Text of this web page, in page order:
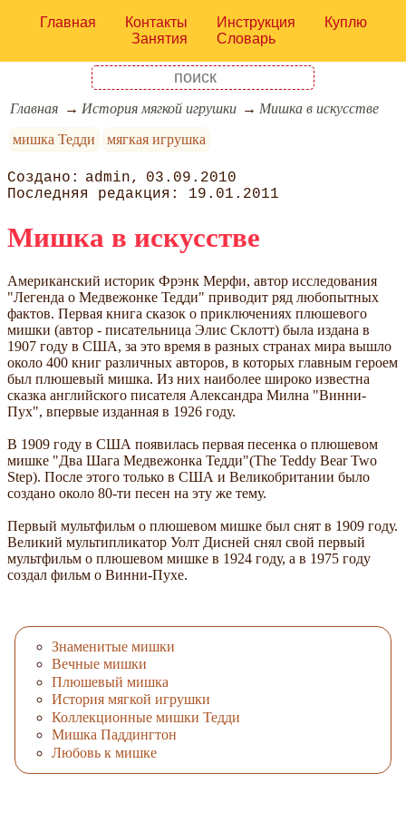
Главная Контакты Инструкция
Куплю
Занятия
Словарь
Главная История мягкой игрушки
Мишка в искусстве
мишка Тедди
мягкая игрушка
admin
03.09.2010
19.01.2011
Мишка в искусстве
Американский историк Фрэнк Мерфи, автор исследования
"Легенда о Медвежонке Тедди" приводит ряд любопытных
фактов. Первая книга сказок о приключениях плюшевого
мишки (автор - писательница Элис Склотт) была издана в
1907 году в США, за это время в разных странах мира вышло
около 400 книг различных авторов, в которых главным героем
был плюшевый мишка. Из них наиболее широко известна
сказка английского писателя Александра Милна "Винни-
Пух", впервые изданная в 1926 году.
В 1909 году в США появилась первая песенка о плюшевом
мишке "Два Шага Медвежонка Тедди"(The Teddy Bear Two
Step). После этого только в США и Великобритании было
создано около 80-ти песен на эту же тему.
Первый мультфильм о плюшевом мишке был снят в 1909 году.
Великий мультипликатор Уолт Дисней снял свой первый
мультфильм о плюшевом мишке в 1924 году, а в 1975 году
создал фильм о Винни-Пухе.
Знаменитые мишки
Вечные мишки
Плюшевый мишка
История мягкой игрушки
Коллекционные мишки Тедди
Мишка Паддингтон
Любовь к мишке